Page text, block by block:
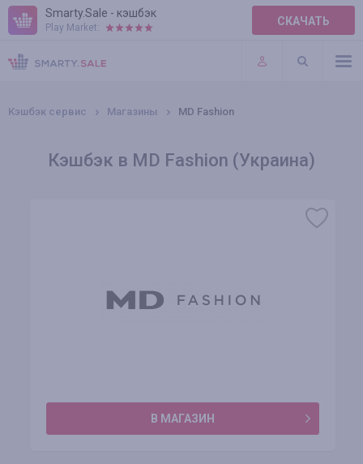
Smarty.Sale - кэшбэк
Play Market: СКАЧАТЬ
ПРАВИЛА
ПЛАГИНЫ
Кэшбэк сервис Магазины MD Fashion
Кэшбэк в MD Fashion (Украина)
В МАГАЗИН